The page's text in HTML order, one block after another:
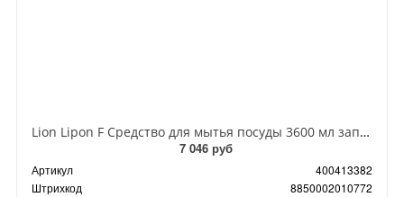
Lion Lipon F Средство для мытья посуды 3600 мл запасная канистра
7 046 руб
Артикул
400413382
Штрихкод
8850002010772